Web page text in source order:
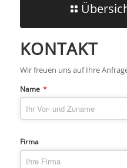
KONTAKT
Wir freuen uns auf Ihre
Name *
Firma